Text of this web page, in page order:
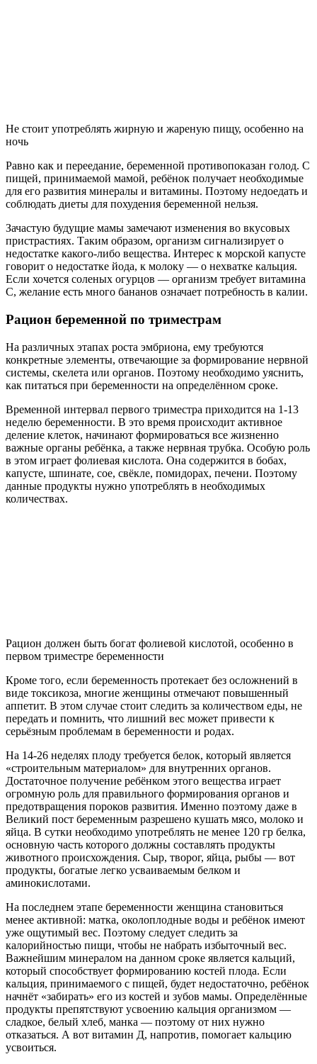
Не стоит употреблять жирную и жареную пищу, особенно на
ночь
Равно как и переедание, беременной противопоказан голод. С
пищей, принимаемой мамой, ребёнок получает необходимые
для его развития минералы и витамины. Поэтому недоедать и
соблюдать диеты для похудения беременной нельзя.
Зачастую будущие мамы замечают изменения во вкусовых
пристрастиях. Таким образом, организм сигнализирует о
недостатке какого-либо вещества. Интерес к морской капусте
говорит о недостатке йода, к молоку — о нехватке кальция.
Если хочется соленых огурцов — организм требует витамина
С, желание есть много бананов означает потребность в калии.
Рацион беременной по триместрам
На различных этапах роста эмбриона, ему требуются
конкретные элементы, отвечающие за формирование нервной
системы, скелета или органов. Поэтому необходимо уяснить,
как питаться при беременности на определённом сроке.
Временной интервал первого триместра приходится на 1-13
неделю беременности. В это время происходит активное
деление клеток, начинают формироваться все жизненно
важные органы ребёнка, а также нервная трубка. Особую роль
в этом играет фолиевая кислота. Она содержится в бобах,
капусте, шпинате, сое, свёкле, помидорах, печени. Поэтому
данные продукты нужно употреблять в необходимых
количествах.
Рацион должен быть богат фолиевой кислотой, особенно в
первом триместре беременности
Кроме того, если беременность протекает без осложнений в
виде токсикоза, многие женщины отмечают повышенный
аппетит. В этом случае стоит следить за количеством еды, не
передать и помнить, что лишний вес может привести к
серьёзным проблемам в беременности и родах.
На 14-26 неделях плоду требуется белок, который является
«строительным материалом» для внутренних органов.
Достаточное получение ребёнком этого вещества играет
огромную роль для правильного формирования органов и
предотвращения пороков развития. Именно поэтому даже в
Великий пост беременным разрешено кушать мясо, молоко и
яйца. В сутки необходимо употреблять не менее 120 гр белка,
основную часть которого должны составлять продукты
животного происхождения. Сыр, творог, яйца, рыбы — вот
продукты, богатые легко усваиваемым белком и
аминокислотами.
На последнем этапе беременности женщина становиться
менее активной: матка, околоплодные воды и ребёнок имеют
уже ощутимый вес. Поэтому следует следить за
калорийностью пищи, чтобы не набрать избыточный вес.
Важнейшим минералом на данном сроке является кальций,
который способствует формированию костей плода. Если
кальция, принимаемого с пищей, будет недостаточно, ребёнок
начнёт «забирать» его из костей и зубов мамы. Определённые
продукты препятствуют усвоению кальция организмом —
сладкое, белый хлеб, манка — поэтому от них нужно
отказаться. А вот витамин Д, напротив, помогает кальцию
усвоиться.